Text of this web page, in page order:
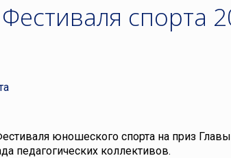
спорта
юношеского спорта на приз
педагогических коллективов.